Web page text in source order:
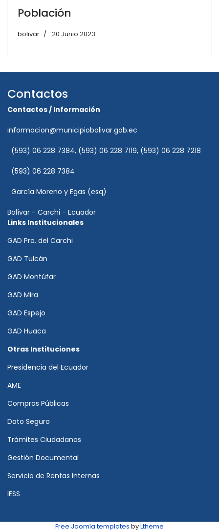
Población
bolivar 20 Junio 2023
Contactos
Contactos / Información
informacion@municipiobolivar.gob.ec
(593) 06 228 7384, (593) 06 228 7119, (593) 06 228 7218
(593) 06 228 7384
García Moreno y Egas (esq)
Bolívar - Carchi - Ecuador
Links Institucionales
GAD Pro. del Carchi
GAD Tulcán
GAD Montúfar
GAD Mira
GAD Espejo
GAD Huaca
Otras Instituciones
Presidencia del Ecuador
AME
Compras Públicas
Dato Seguro
Trámites Ciudadanos
Gestión Documental
Servicio de Rentas Internas
IESS
Free Joomla templates byLtheme